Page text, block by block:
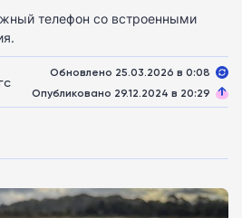
телефон со встроенными
Обновлено 25.03.2026 в 0:08
Опубликовано 29.12.2024 в 20:29